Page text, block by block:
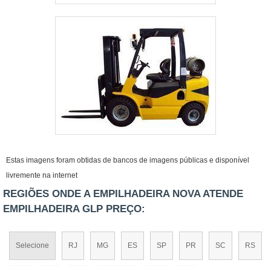
Estas imagens foram obtidas de bancos de imagens públicas e disponível
livremente na internet
REGIÕES ONDE A EMPILHADEIRA NOVA ATENDE
EMPILHADEIRA GLP PREÇO:
Selecione RJ MG ES SP PR SC RS